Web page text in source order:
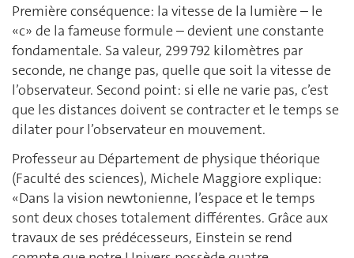
Première conséquence: la vitesse de la lumière – le
«c» de la fameuse formule – devient une constante
fondamentale. Sa valeur, 299 792 kilomètres par
seconde, ne change pas, quelle que soit la vitesse de
l’observateur. Second point: si elle ne varie pas, c’est
que les distances doivent se contracter et le temps se
dilater pour l’observateur en mouvement.
Professeur au Département de physique théorique
(Faculté des sciences), Michele Maggiore explique:
«Dans la vision newtonienne, l’espace et le temps
sont deux choses totalement différentes. Grâce aux
travaux de ses prédécesseurs, Einstein se rend